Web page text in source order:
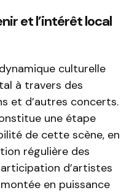
et l’intérêt local
culturelle
à travers des
et d’autres concerts.
une étape
de cette scène, en
régulière des
d’artistes
en puissance